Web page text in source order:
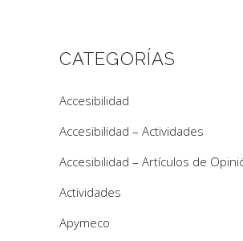
CATEGORÍAS
Accesibilidad
Accesibilidad – Actividades
Accesibilidad – Artículos de
Actividades
Apymeco